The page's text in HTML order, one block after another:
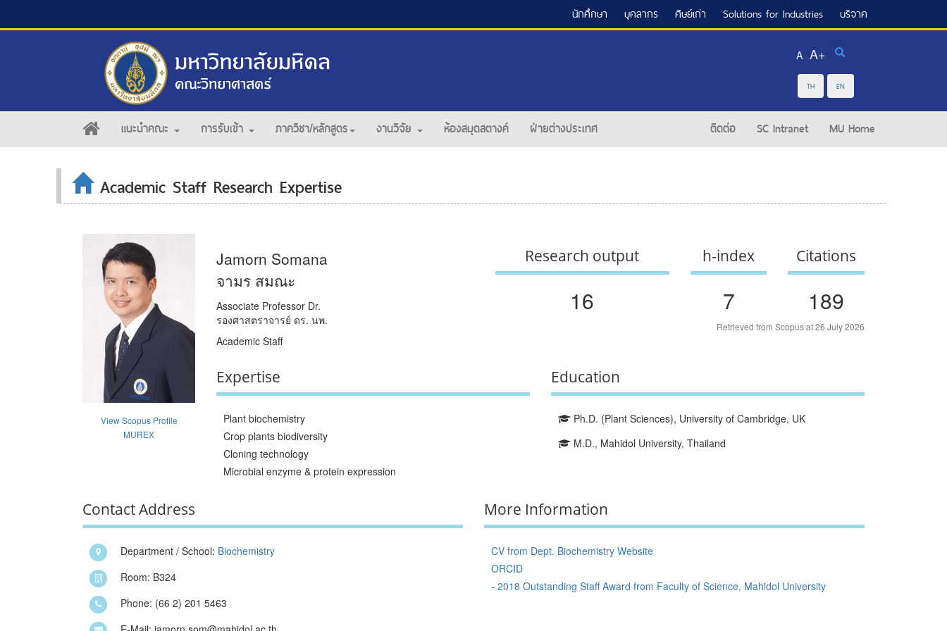
นักศึกษา บุคลากร ศิษย์เก่า Solutions for Industries บริจาค
Search
A A+
TH EN
แนะนำคณะ การรับเข้า ภาควิชา/หลักสูตร งานวิจัย ห้องสมุดสตางค์ ฝ่ายต่างประเทศ ติดต่อ SC Intranet MU Home
Academic Staff Research Expertise
View Scopus Profile
MUREX
Jamorn Somana
จามร สมณะ
Associate Professor Dr.
รองศาสตราจารย์ ดร. นพ.
Academic Staff
Research output
16
h-index
7
Citations
189
Retrieved from Scopus at 26 July 2026
Expertise
Plant biochemistry
Crop plants biodiversity
Cloning technology
Microbial enzyme & protein expression
Education
Ph.D. (Plant Sciences), University of Cambridge, UK
M.D., Mahidol University, Thailand
More Information
CV from Dept. Biochemistry Website
ORCID
- 2018 Outstanding Staff Award from Faculty of Science, Mahidol University
Contact Address
Department / School: Biochemistry
Room: B324
Phone: (66 2) 201 5463